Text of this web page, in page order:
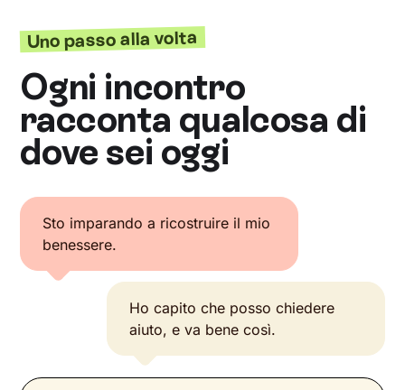
Uno passo alla volta
Ogni incontro
racconta qualcosa di
dove sei oggi
Sto imparando a ricostruire il mio
benessere.
Ho capito che posso chiedere
aiuto, e va bene così.